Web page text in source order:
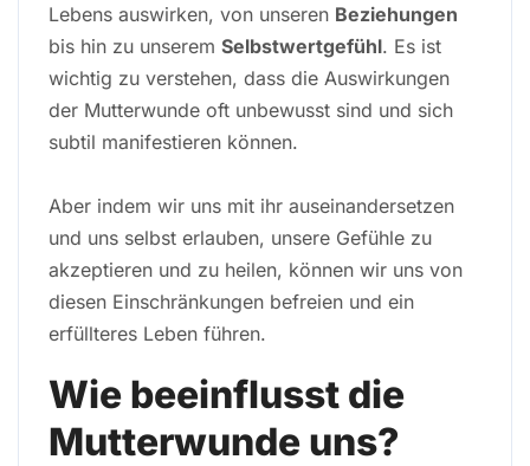
Lebens auswirken, von unseren Beziehungen
bis hin zu unserem Selbstwertgefühl. Es ist
wichtig zu verstehen, dass die Auswirkungen
der Mutterwunde oft unbewusst sind und sich
subtil manifestieren können.
Aber indem wir uns mit ihr auseinandersetzen
und uns selbst erlauben, unsere Gefühle zu
akzeptieren und zu heilen, können wir uns von
diesen Einschränkungen befreien und ein
erfüllteres Leben führen.
Wie beeinflusst die
Mutterwunde uns?